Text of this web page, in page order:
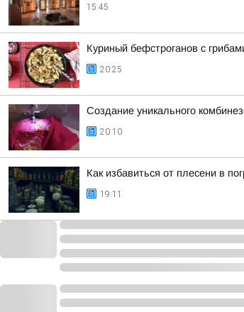
15:45
Куриный бефстроганов с
20:25
Создание уникального
20:10
Как избавиться от плесени в
19:11